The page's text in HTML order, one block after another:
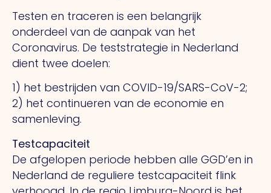
Testen en traceren is een belangrijk
onderdeel van de aanpak van het
Coronavirus. De teststrategie in Nederland
dient twee doelen:
1) het bestrijden van COVID-19/SARS-CoV-2;
2) het continueren van de economie en
samenleving.
Testcapaciteit
De afgelopen periode hebben alle GGD’en in
Nederland de reguliere testcapaciteit flink